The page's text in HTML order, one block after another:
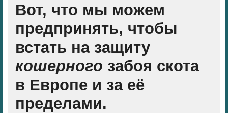
Вот, что мы можем
предпринять, чтобы
встать на защиту
кошерного забоя скота
в Европе и за её
пределами.